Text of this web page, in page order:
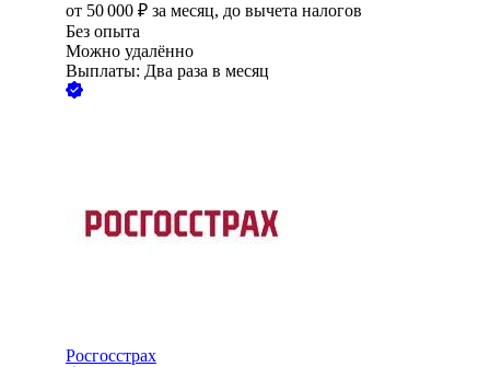
от 50 000 ₽ за месяц, до вычета налогов
Без опыта
Можно удалённо
Выплаты: Два раза в месяц
Росгосстрах